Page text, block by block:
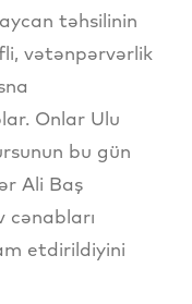
təhsilinin
vətənpərvərlik
Onlar Ulu
bu gün
Ali Baş
etdirildiyini